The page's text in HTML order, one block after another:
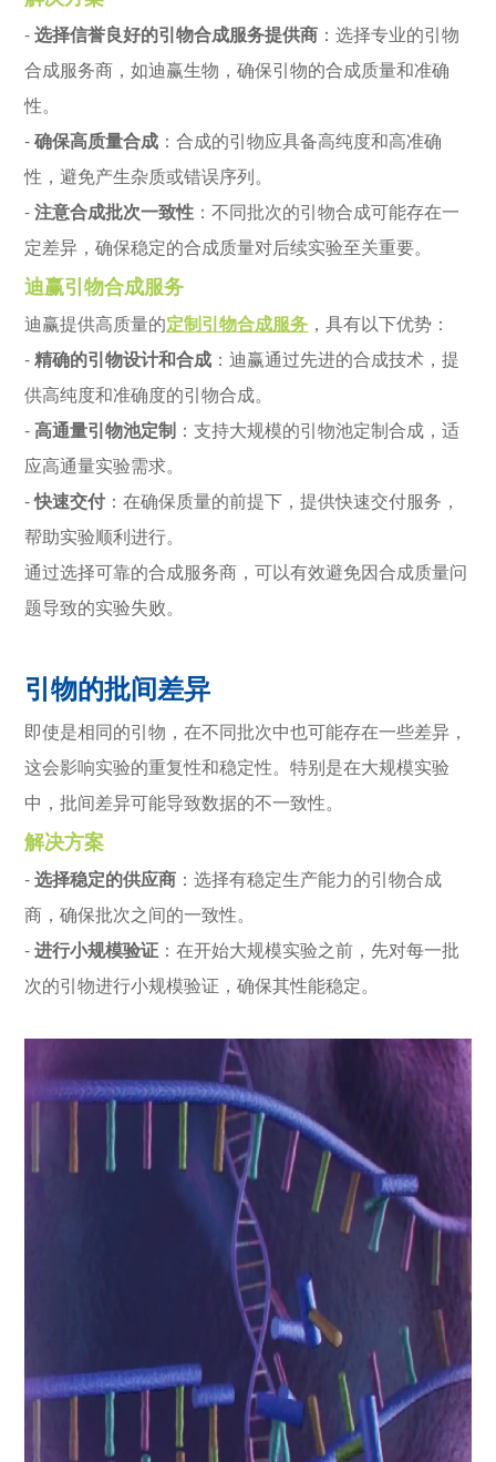
-选择信誉良好的引物合成服务提供商 ：选择专业的引物
合成服务商，如迪赢生物，确保引物的合成质量和准确
性。
-确保高质量合成 ：合成的引物应具备高纯度和高准确
性，避免产生杂质或错误序列。
-注意合成批次一致性 ：不同批次的引物合成可能存在一
定差异，确保稳定的合成质量对后续实验至关重要。
迪赢引物合成服务
迪赢提供高质量的定制引物合成服务 ，具有以下优势：
-精确的引物设计和合成 ：迪赢通过先进的合成技术，提
供高纯度和准确度的引物合成。
-高通量引物池定制 ：支持大规模的引物池定制合成，适
应高通量实验需求。
-快速交付：在确保质量的前提下，提供快速交付服务，
帮助实验顺利进行。
通过选择可靠的合成服务商，可以有效避免因合成质量问
题导致的实验失败。
引物的批间差异
即使是相同的引物，在不同批次中也可能存在一些差异，
这会影响实验的重复性和稳定性。特别是在大规模实验
中，批间差异可能导致数据的不一致性。
解决方案
-选择稳定的供应商 ：选择有稳定生产能力的引物合成
商，确保批次之间的一致性。
-进行小规模验证 ：在开始大规模实验之前，先对每一批
次的引物进行小规模验证，确保其性能稳定。